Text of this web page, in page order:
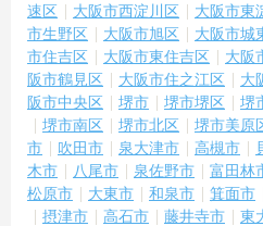
速区
大阪市西淀川区 大阪市東
市生野区
大阪市旭区 大阪市城
市住吉区
大阪市東住吉区 大阪
阪市鶴見区
大阪市住之江区 大
阪市中央区
堺市 堺市堺区 堺
堺市南区
堺市北区 堺市美原
市
吹田市 泉大津市 高槻市
木市
八尾市 泉佐野市 富田林
松原市
大東市 和泉市 箕面市
摂津市
高石市 藤井寺市 東